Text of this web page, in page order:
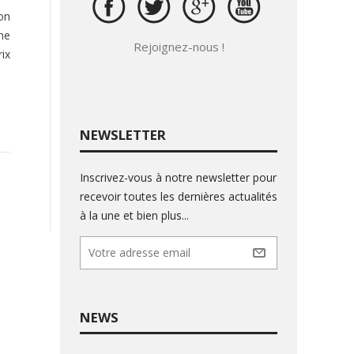
Rejoignez-nous !
NEWSLETTER
Inscrivez-vous à notre newsletter pour
recevoir toutes les dernières actualités
à la une et bien plus...
NEWS